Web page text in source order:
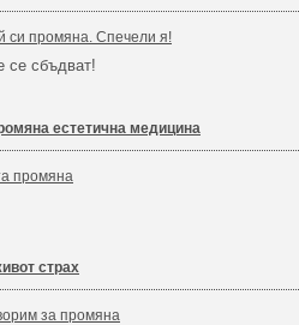
си промяна. Спечели я!
се сбъдват!
естетична медицина
промяна
страх
за промяна